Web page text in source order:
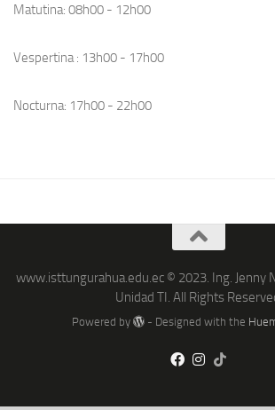
Matutina: 08h00 - 12h00
Vespertina : 13h00 - 17h00
Nocturna: 17h00 - 22h00
www.isttungurahua.edu.ec © 2023. Ing. Jenny
Unidad TI. All Rights
Powered by - Designed with the